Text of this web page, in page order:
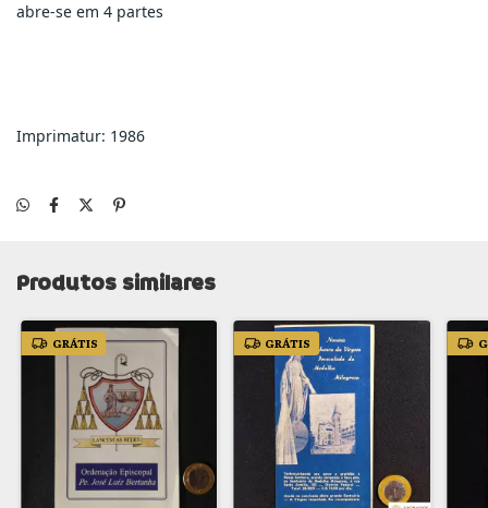
abre-se em 4 partes
Imprimatur: 1986
Produtos similares
GRÁTIS GRÁTIS